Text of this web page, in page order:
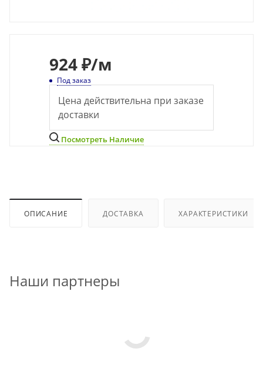
924₽/м
Под заказ
Цена действительна при заказе
доставки
Посмотреть Наличие
ОПИСАНИЕ ДОСТАВКА ХАРАКТЕРИСТИКИ
Наши партнеры